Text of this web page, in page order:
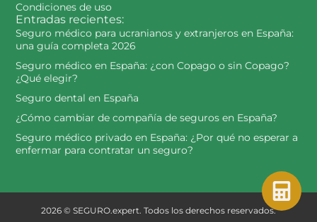
Condiciones de uso
Entradas recientes:
Seguro médico para ucranianos y extranjeros en España:
una guía completa 2026
Seguro médico en España: ¿con Copago o sin Copago?
¿Qué elegir?
Seguro dental en España
¿Cómo cambiar de compañía de seguros en España?
Seguro médico privado en España: ¿Por qué no esperar a
enfermar para contratar un seguro?
2026 © SEGURO.expert. Todos los derechos reservados.